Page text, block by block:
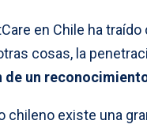
en Chile ha traído
cosas, la
de un
chileno existe una